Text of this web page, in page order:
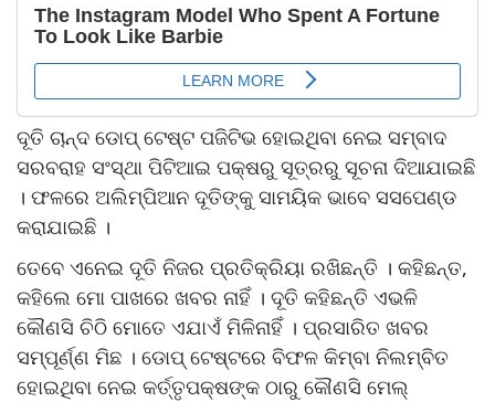
ଦୂତି ଚାନ୍ଦ ଡୋପ୍ ଟେଷ୍ଟ ପଜିଟିଭ ହୋଇଥିବା ନେଇ ସମ୍ବାଦ
ସରବରାହ ସଂସ୍ଥା ପିଟିଆଇ ପକ୍ଷରୁ ସୂତ୍ରରୁ ସୂଚନା ଦିଆଯାଇଛି
। ଫଳରେ ଅଲିମ୍ପିଆନ ଦୂତିଙ୍କୁ ସାମୟିକ ଭାବେ ସସପେଣ୍ଡ
କରାଯାଇଛି ।
ତେବେ ଏନେଇ ଦୂତି ନିଜର ପ୍ରତିକ୍ରିୟା ରଖିଛନ୍ତି । କହିଛନ୍ତ,
କହିଲେ ମୋ ପାଖରେ ଖବର ନାହିଁ । ଦୂତି କହିଛନ୍ତି ଏଭଳି
କୌଣସି ଚିଠି ମୋତେ ଏଯାଏଁ ମିଳିନାହିଁ । ପ୍ରସାରିତ ଖବର
ସମ୍ପୂର୍ଣ୍ଣ ମିଛ । ଡୋପ୍ ଟେଷ୍ଟରେ ବିଫଳ କିମ୍ବା ନିଲମ୍ବିତ
ହୋଇଥିବା ନେଇ କର୍ତ୍ତୃପକ୍ଷଙ୍କ ଠାରୁ କୌଣସି ମେଲ୍